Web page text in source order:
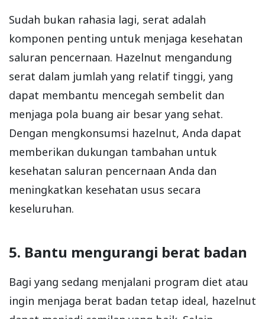
Sudah bukan rahasia lagi, serat adalah
komponen penting untuk menjaga kesehatan
saluran pencernaan. Hazelnut mengandung
serat dalam jumlah yang relatif tinggi, yang
dapat membantu mencegah sembelit dan
menjaga pola buang air besar yang sehat.
Dengan mengkonsumsi hazelnut, Anda dapat
memberikan dukungan tambahan untuk
kesehatan saluran pencernaan Anda dan
meningkatkan kesehatan usus secara
keseluruhan.
5. Bantu mengurangi berat badan
Bagi yang sedang menjalani program diet atau
ingin menjaga berat badan tetap ideal, hazelnut